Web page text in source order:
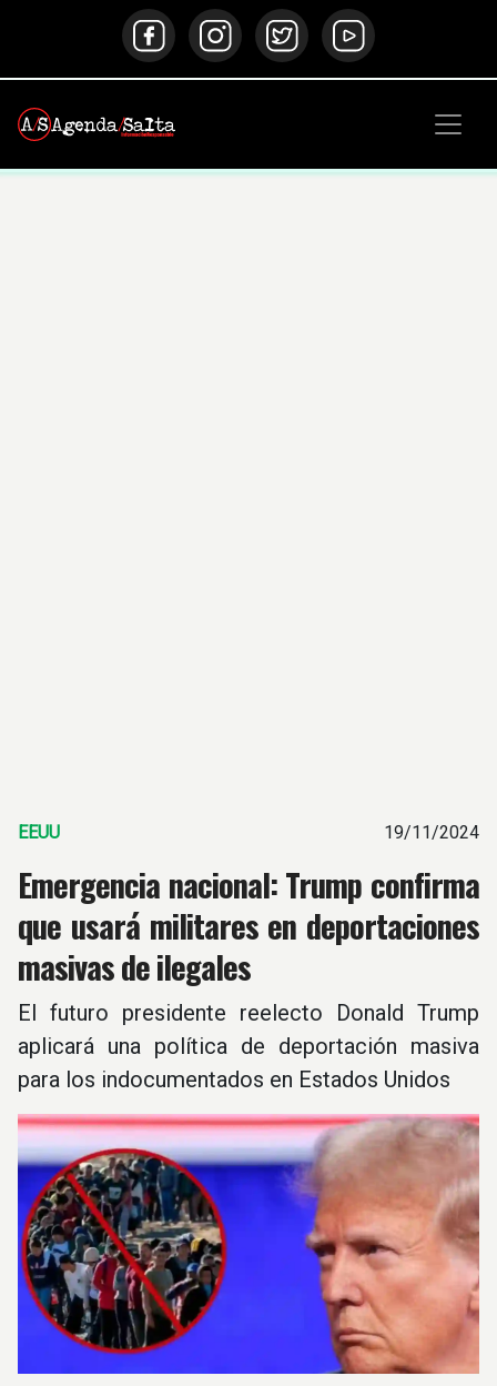
EEUU 19/11/2024
Emergencia nacional: Trump confirma
que usará militares en deportaciones
masivas de ilegales
El futuro presidente reelecto Donald Trump
aplicará una política de deportación masiva
para los indocumentados en Estados Unidos